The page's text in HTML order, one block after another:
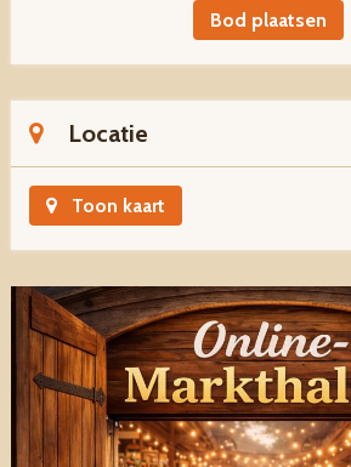
Bod plaatsen
Locatie
Toon kaart